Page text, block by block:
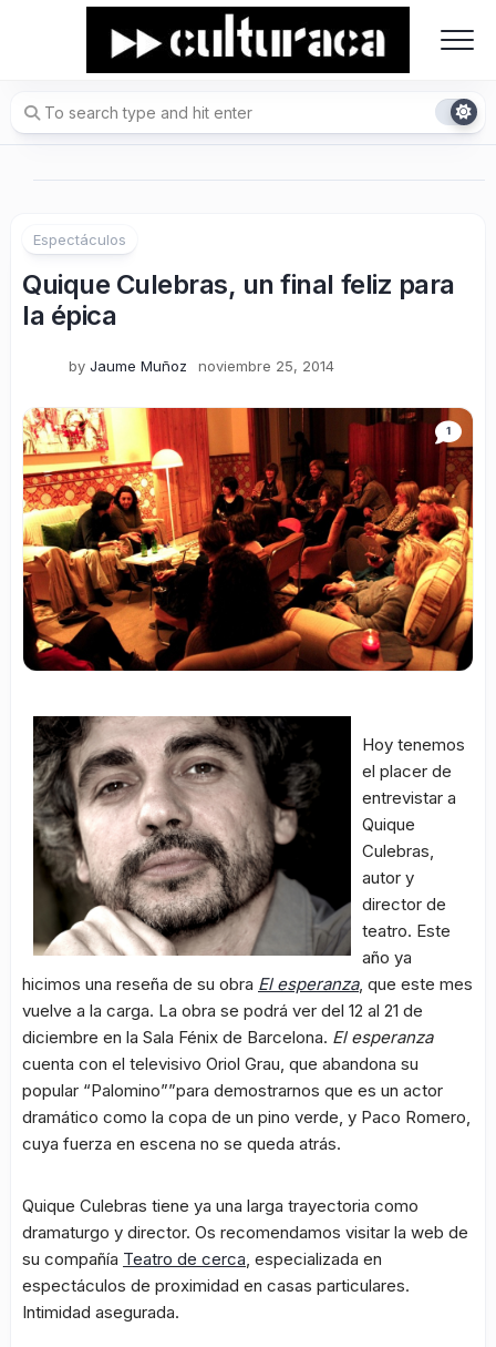
Espectáculos
Quique Culebras, un final feliz para
la épica
by Jaume Muñoz noviembre 25, 2014
1
Hoy tenemos
el placer de
entrevistar a
Quique
Culebras,
autor y
director de
teatro. Este
año ya
hicimos una reseña de su obra El esperanza, que este mes
vuelve a la carga. La obra se podrá ver del 12 al 21 de
diciembre en la Sala Fénix de Barcelona. El esperanza
cuenta con el televisivo Oriol Grau, que abandona su
popular “Palomino””para demostrarnos que es un actor
dramático como la copa de un pino verde, y Paco Romero,
cuya fuerza en escena no se queda atrás.
Quique Culebras tiene ya una larga trayectoria como
dramaturgo y director. Os recomendamos visitar la web de
su compañía Teatro de cerca, especializada en
espectáculos de proximidad en casas particulares.
Intimidad asegurada.